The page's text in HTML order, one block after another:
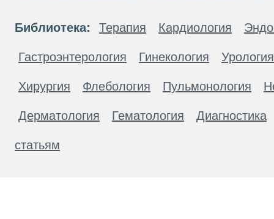
Библиотека: Терапия Кардиология
Гастроэнтерология Гинекология Урология
Хирургия Флебология Пульмонология
Дерматология Гематология Диагностика
статьям